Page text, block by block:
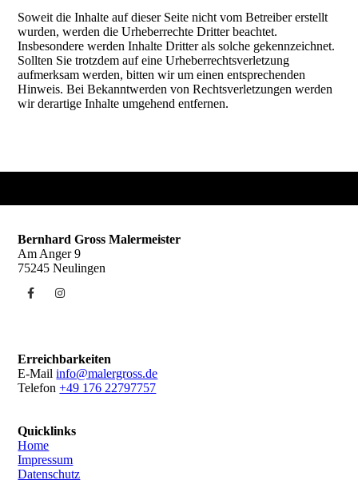
Soweit die Inhalte auf dieser Seite nicht vom Betreiber erstellt
wurden, werden die Urheberrechte Dritter beachtet.
Insbesondere werden Inhalte Dritter als solche gekennzeichnet.
Sollten Sie trotzdem auf eine Urheberrechtsverletzung
aufmerksam werden, bitten wir um einen entsprechenden
Hinweis. Bei Bekanntwerden von Rechtsverletzungen werden
wir derartige Inhalte umgehend entfernen.
Bernhard Gross Malermeister
Am Anger 9
75245 Neulingen
Erreichbarkeiten
E-Mailinfo@malergross.de
Telefon+49 176 22797757
Quicklinks
Home
Impressum
Datenschutz